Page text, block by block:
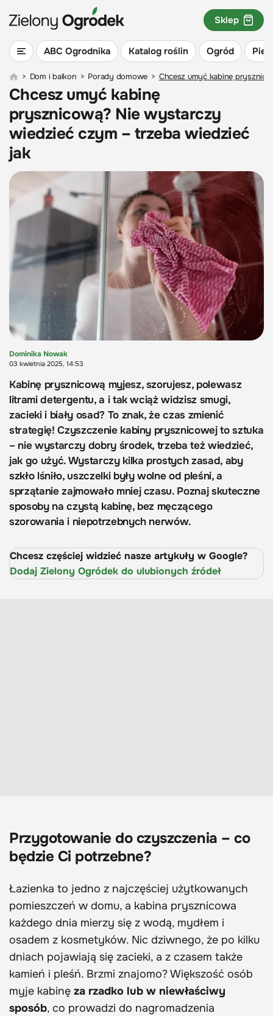
ABC Ogrodnika Katalog roślin Ogród
Sklep
> Dom i balkon > Porady domowe > Chcesz umyć kabinę
Chcesz umyć kabinę
prysznicową? Nie wystarczy
wiedzieć czym – trzeba wiedzieć
jak
Dominika Nowak
03 kwietnia 2025, 14:53
Kabinę prysznicową myjesz, szorujesz, polewasz
litrami detergentu, a i tak wciąż widzisz smugi,
zacieki i biały osad? To znak, że czas zmienić
strategię! Czyszczenie kabiny prysznicowej to sztuka
– nie wystarczy dobry środek, trzeba też wiedzieć,
jak go użyć. Wystarczy kilka prostych zasad, aby
szkło lśniło, uszczelki były wolne od pleśni, a
sprzątanie zajmowało mniej czasu. Poznaj skuteczne
sposoby na czystą kabinę, bez męczącego
szorowania i niepotrzebnych nerwów.
Chcesz częściej widzieć nasze artykuły w Google?
Dodaj Zielony Ogródek do ulubionych źródeł
Przygotowanie do czyszczenia – co
będzie Ci potrzebne?
Łazienka to jedno z najczęściej użytkowanych
pomieszczeń w domu, a kabina prysznicowa
każdego dnia mierzy się z wodą, mydłem i
osadem z kosmetyków. Nic dziwnego, że po kilku
dniach pojawiają się zacieki, a z czasem także
kamień i pleśń. Brzmi znajomo? Większość osób
myje kabinę za rzadko lub w niewłaściwy
sposób, co prowadzi do nagromadzenia